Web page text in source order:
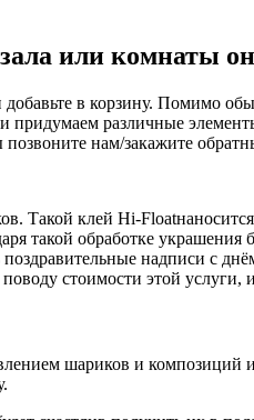
или комнаты
добавьте в корзину. Помимо
различные
нам/закажите
Такой клей Hi-
такой обработке
надписи с
стоимости этой услуги, и
шариков и